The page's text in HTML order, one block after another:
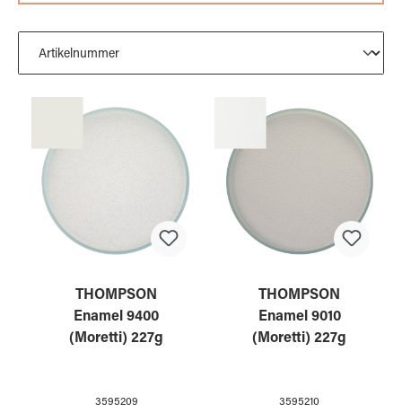
THOMPSON
Enamel 9400
(Moretti) 227g
3595209
THOMPSON
Enamel 9010
(Moretti) 227g
3595210